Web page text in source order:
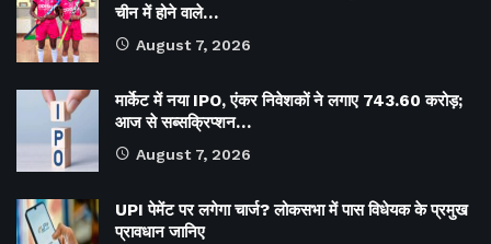
चीन में होने वाले…
August 7, 2026
मार्केट में नया IPO, एंकर निवेशकों ने लगाए 743.60 करोड़;
आज से सब्सक्रिप्शन…
August 7, 2026
UPI पेमेंट पर लगेगा चार्ज? लोकसभा में पास विधेयक के प्रमुख
प्रावधान जानिए